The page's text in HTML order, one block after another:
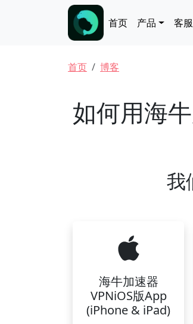
Main navigation
首页 产品 客
面包屑
首页 博客
如何用海
我
海牛加速器
VPNiOS版App
(iPhone & iPad)